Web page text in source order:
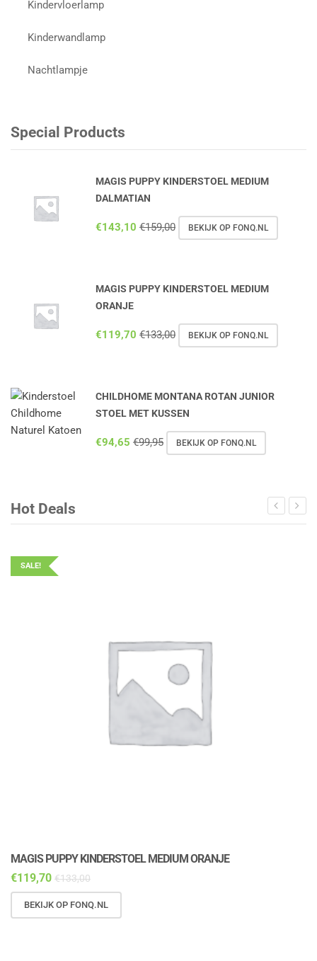
Kindervloerlamp
Kinderwandlamp
Nachtlampje
Special Products
MAGIS PUPPY KINDERSTOEL MEDIUM
DALMATIAN
€143,10 €159,00 BEKIJK OP FONQ.NL
MAGIS PUPPY KINDERSTOEL MEDIUM
ORANJE
€119,70 €133,00 BEKIJK OP FONQ.NL
CHILDHOME MONTANA ROTAN JUNIOR
STOEL MET KUSSEN
€94,65 €99,95 BEKIJK OP FONQ.NL
Hot Deals
SALE!
MAGIS PUPPY KINDERSTOEL MEDIUM ORANJE
€119,70 €133,00
BEKIJK OP FONQ.NL